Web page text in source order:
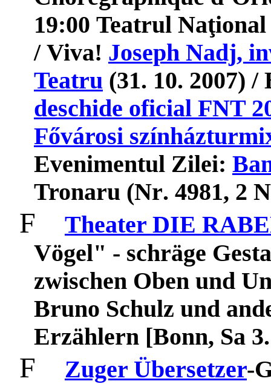
19:00 Teatrul Naţional
/ Viva! Joseph Nadj,
Teatru (31. 10. 2007)
deschide oficial FNT
Fővárosi színhá
Evenimentul Zilei:
Tronaru (Nr. 4981, 2
F
Theater DIE
Vögel" - schräge
zwischen Oben und
Bruno Schulz und
Erzählern [Bonn, Sa
F Zuger Übersetzer-